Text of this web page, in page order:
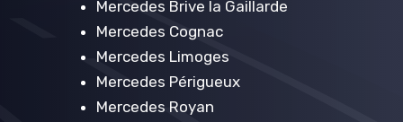
Mercedes Brive la Gaillarde
Mercedes Cognac
Mercedes Limoges
Mercedes Périgueux
Mercedes Royan